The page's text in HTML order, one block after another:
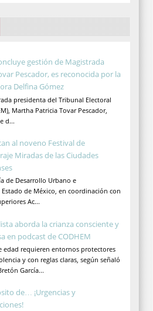
gestión de Magistrada
Pescador, es reconocida por la
Delfina Gómez
presidenta del Tribunal Electoral
Martha Patricia Tovar Pescador,
d...
al noveno Festival de
Miradas de las Ciudades
de Desarrollo Urbano e
de México, en coordinación con
Ac...
aborda la crianza consciente y
en podcast de CODHEM
edad requieren entornos protectores
y con reglas claras, según señaló
García...
de… ¡Urgencias y